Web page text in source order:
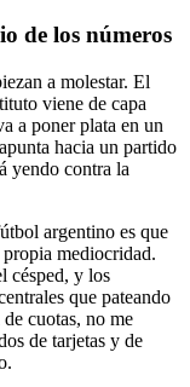
de los números
a molestar. El
viene de capa
a poner plata en un
hacia un partido
yendo contra la
argentino es que
propia mediocridad.
césped, y los
que pateando
cuotas, no me
de tarjetas y de